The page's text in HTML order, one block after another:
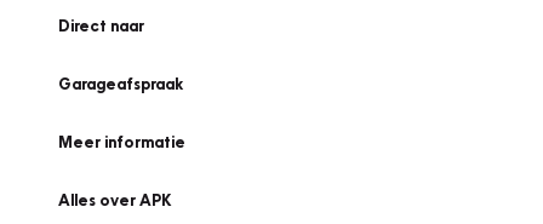
Direct naar
Garageafspraak
Meer informatie
Alles over APK